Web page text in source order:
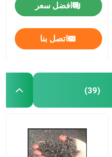
افضل سعر
اتصل بنا
(39)